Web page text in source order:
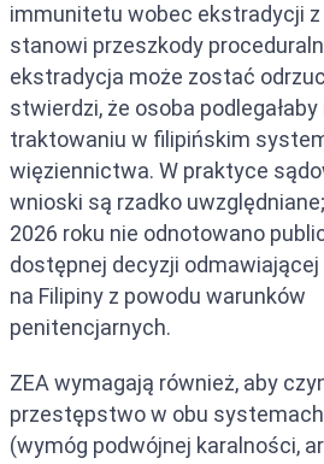
immunitetu wobec ekstradycji z
stanowi przeszkody
ekstradycja może zostać
stwierdzi, że osoba
traktowaniu w filipińskim
więziennictwa. W praktyce
wnioski są rzadko
2026 roku nie odnotowano
dostępnej decyzji
na Filipiny z powodu warunków
penitencjarnych.
ZEA wymagają również, aby
przestępstwo w obu
(wymóg podwójnej karalności,